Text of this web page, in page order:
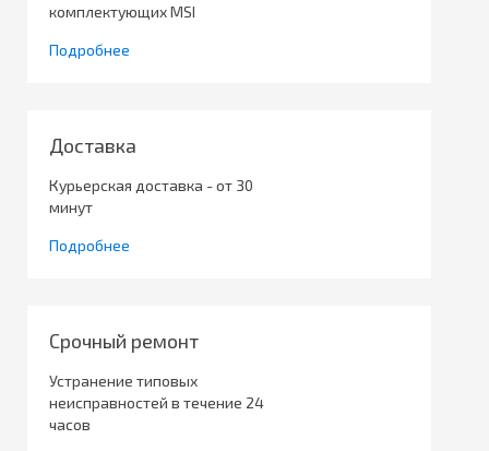
комплектующих MSI
Подробнее
Доставка
Курьерская доставка - от 30
минут
Подробнее
Срочный ремонт
Устранение типовых
неисправностей в течение 24
часов